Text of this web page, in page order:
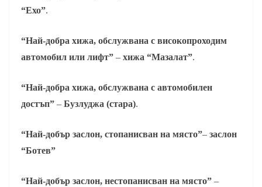
“Ехо”.
“Най-добра хижа, обслужвана с високопроходим
автомобил или лифт” – хижа “Мазалат”.
“Най-добра хижа, обслужвана с автомобилен
достъп” – Бузлуджа (стара).
“Най-добър заслон, стопанисван на място”– заслон
“Ботев”
“Най-добър заслон, нестопанисван на място” –